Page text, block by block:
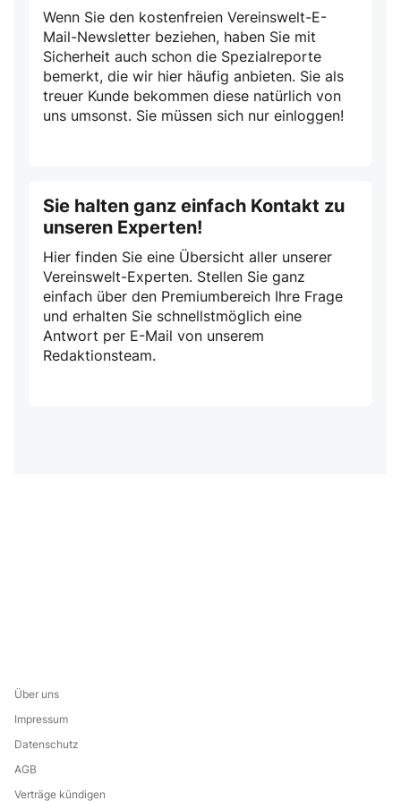
Wenn Sie den kostenfreien Vereinswelt-E-
Mail-Newsletter beziehen, haben Sie mit
Sicherheit auch schon die Spezialreporte
bemerkt, die wir hier häufig anbieten. Sie als
treuer Kunde bekommen diese natürlich von
uns umsonst. Sie müssen sich nur einloggen!
Sie halten ganz einfach Kontakt zu
unseren Experten!
Hier finden Sie eine Übersicht aller unserer
Vereinswelt-Experten. Stellen Sie ganz
einfach über den Premiumbereich Ihre Frage
und erhalten Sie schnellstmöglich eine
Antwort per E-Mail von unserem
Redaktionsteam.
Über uns
Impressum
Datenschutz
AGB
Verträge kündigen